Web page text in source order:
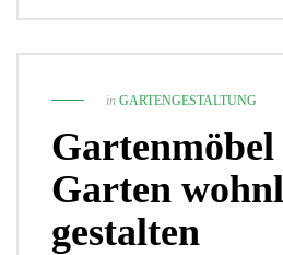
in GARTENGESTALTUNG
Gartenmöbel
Garten
gestalten